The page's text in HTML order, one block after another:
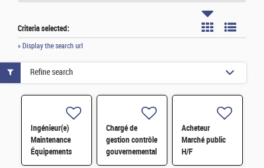
Criteria selected:
» Display the search url
Ingénieur(e)
Maintenance
Équipements
Microélectroniques
Chargé de
gestion contrôle
gouvernemental
(H/F) H/F
Acheteur
Marché public
H/F
Refine search